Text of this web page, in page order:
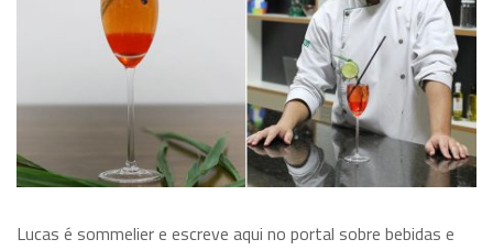
Lucas é sommelier e escreve aqui no portal sobre bebidas e